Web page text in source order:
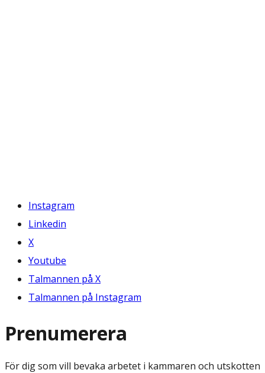
Instagram
Linkedin
X
Youtube
Talmannen på X
Talmannen på Instagram
Prenumerera
För dig som vill bevaka arbetet i kammaren och utskotten